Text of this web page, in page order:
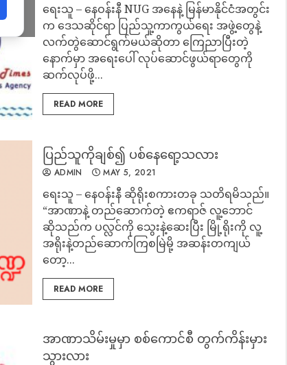
ရေးသူ – နေဝန်းနီ NUG အနေနဲ့ မြန်မာနိုင်ငံအတွင်း
က ဒေသဆိုင်ရာ ပြည်သူ့ကာကွယ်ရေး အဖွဲ့တွေနဲ့
လက်တွဲဆောင်ရွက်မယ်ဆိုတာ ကြေညာပြီးတဲ့
နောက်မှာ အရေးပေါ် လုပ်ဆောင်ဖွယ်ရာတွေကို
ဆက်လုပ်ဖို့...
READ MORE
ပြည်သူကိုချစ်၍ ပစ်နေရော့သလား
ADMIN MAY 5, 2021
ရေးသူ – နေဝန်းနီ ဆိုရိုးစကားတခု သတိရမိသည်။
“အာဏာနဲ့ တည်ဆောက်တဲ့ ဧကရာဇ် လူ့ဘောင်
ဆိုသည်က ပလ္လင်ကို သွေးနဲ့ဆေးပြီး မြို့ရိုးကို လူ့
အရိုးနဲ့တည်ဆောက်ကြစမြဲမို့ အဆန်းတကျယ်
တော့...
READ MORE
အာဏာသိမ်းမှုမှာ စစ်ကောင်စီ တွက်ကိန်းမှား
သွားလား